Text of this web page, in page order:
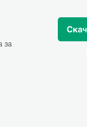
за